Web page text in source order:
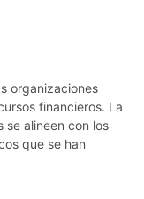
organizaciones
financieros. La
se alineen con los
que se han